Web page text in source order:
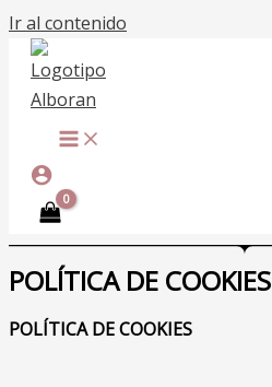
Ir al contenido
POLÍTICA DE COOKIES
POLÍTICA DE COOKIES